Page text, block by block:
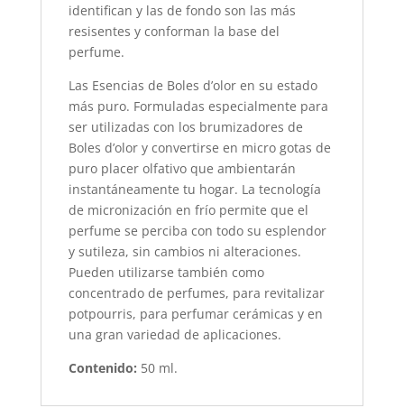
identifican y las de fondo son las más
resisentes y conforman la base del
perfume.
Las Esencias de Boles d’olor en su estado
más puro. Formuladas especialmente para
ser utilizadas con los brumizadores de
Boles d’olor y convertirse en micro gotas de
puro placer olfativo que ambientarán
instantáneamente tu hogar. La tecnología
de micronización en frío permite que el
perfume se perciba con todo su esplendor
y sutileza, sin cambios ni alteraciones.
Pueden utilizarse también como
concentrado de perfumes, para revitalizar
potpourris, para perfumar cerámicas y en
una gran variedad de aplicaciones.
Contenido: 50 ml.